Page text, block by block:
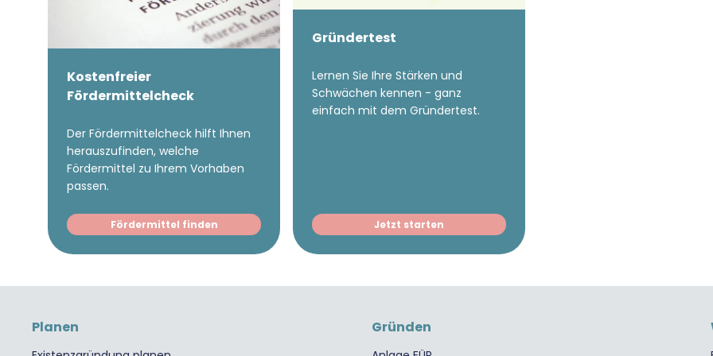
Kostenfreier
Fördermittelcheck
Der Fördermittelcheck hilft Ihnen
herauszufinden, welche
Fördermittel zu Ihrem Vorhaben
passen.
Fördermittel finden
Gründertest
Lernen Sie Ihre Stärken und
Schwächen kennen - ganz
einfach mit dem Gründertest.
Jetzt starten
Planen Gründen